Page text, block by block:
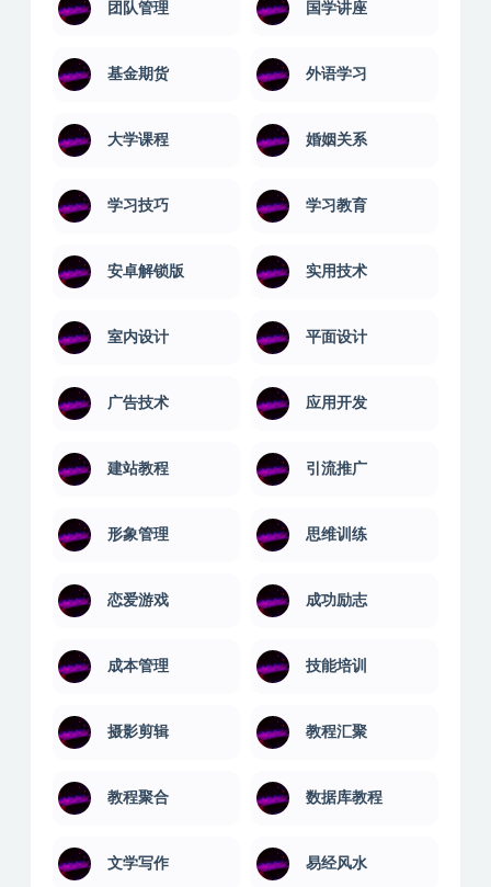
团队管理 国学讲座
基金期货 外语学习
大学课程 婚姻关系
学习技巧 学习教育
安卓解锁版 实用技术
室内设计 平面设计
广告技术 应用开发
建站教程 引流推广
形象管理 思维训练
恋爱游戏 成功励志
成本管理 技能培训
摄影剪辑 教程汇聚
教程聚合 数据库教程
文学写作 易经风水